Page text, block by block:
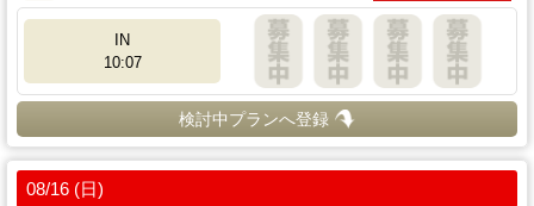
IN
10:07
検討中プランへ登録
08/16 (日)